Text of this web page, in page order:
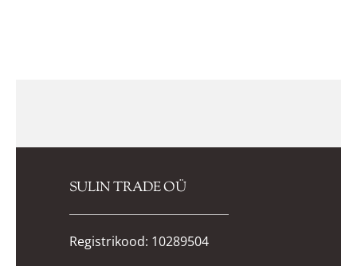
SULIN TRADE OÜ
Registrikood: 10289504